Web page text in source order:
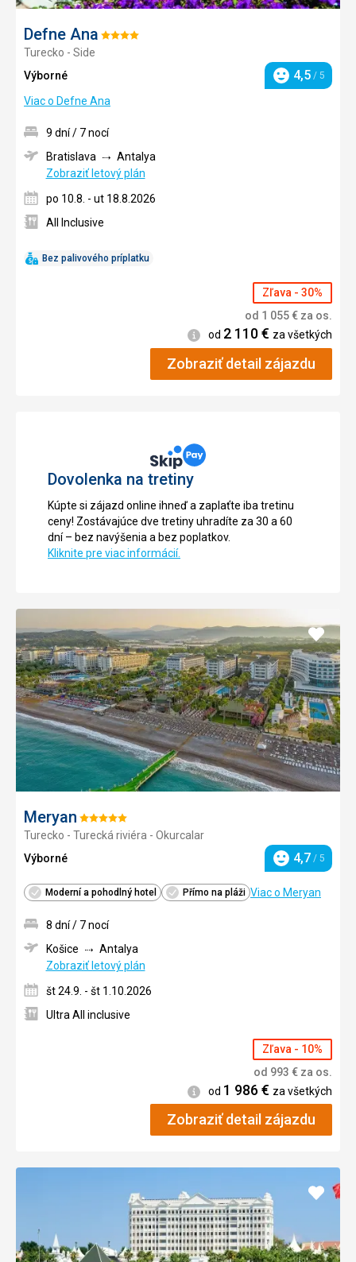
Defne Ana Hodnotenie:
Turecko - Side
Výborné
Hodnotenie
4,5 / 5
Viac o Defne Ana
Bez palivového príplatku
9 dní / 7 nocí
Bratislava
Antalya
Zobraziť letový plán
po 10.8. - ut 18.8.2026
All Inclusive
Zľava - 30%
od 1 055€ za os.
Informácie
od 2 110€ za všetkých
Zobraziť detail zájazdu
Dovolenka na tretiny
Kúpte si zájazd online ihneď a zaplaťte iba tretinu
ceny! Zostávajúce dve tretiny uhradíte za 30 a 60
dní – bez navýšenia a bez poplatkov.
Kliknite pre viac informácií.
Meryan Hodnotenie:
5/5
Turecko - Turecká riviéra - Okurcalar
Výborné
Hodnotenie
4,7 / 5
Moderní a pohodlný hotel Přímo na pláži Viac o Meryan
Pridať
do
8 dní / 7 nocí
Košice
Antalya
Zobraziť letový plán
št 24.9. - št 1.10.2026
Ultra All inclusive
Zľava - 10%
od 993 € za os.
Informácie
od 1 986€ za všetkých
Zobraziť detail zájazdu
Pridať
do